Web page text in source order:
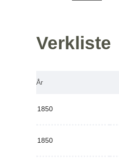
Verkliste
År
1850
1850